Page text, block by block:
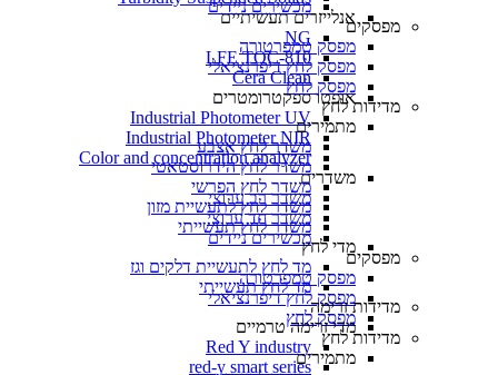
אנלייזרים תעשיתיים
NG
LFE TOC-810
Cera Clean​
אופטו ספקטרומטרים
Industrial Photometer UV
Industrial Photometer NIR
Color and concentration analyzer
משדרים
משדר רב ערוצי
משדר חד ערוצי
מכשירים ניידים
מפסקים
מפסק טמפרטורה
מפסק לחץ דיפרנציאלי
מפסק לחץ
מדידות לחץ
מתמירים
מכשירים ניידים
מפסקים
מפסק טמפרטורה
מפסק לחץ דיפרנציאלי
מפסק לחץ
מדידות לחץ
מתמירים
משדר לחץ אצבע
משדר לחץ הידרוסטאטי
משדר לחץ הפרשי
משדר לחץ לתעשיית מזון
משדר לחץ תעשייתי
מדי לחץ
מד לחץ לתעשיית דלקים וגז
מד לחץ תעשייתי
מדידות זרימה
מדי זרימה טרמיים
Red Y industry
red-y smart series